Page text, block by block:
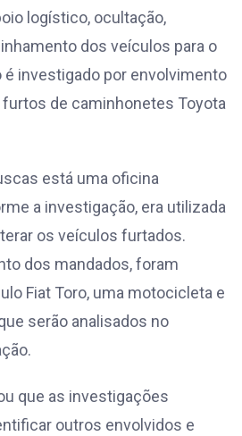
logístico, ocultação,
dos veículos para o
é investigado por envolvimento
de caminhonetes Toyota
está uma oficina
a investigação, era utilizada
os veículos furtados.
dos mandados, foram
Fiat Toro, uma motocicleta e
serão analisados no
que as investigações
outros envolvidos e